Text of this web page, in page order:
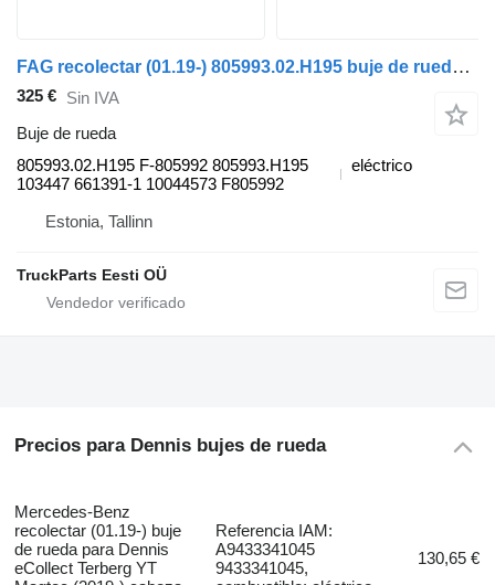
FAG recolectar (01.19-) 805993.02.H195 buje de rueda para Dennis eCollect Terberg YT Magtec (2019-) cabeza tractora
325 € Sin IVA
Buje de rueda
805993.02.H195 F-805992 805993.H195
103447 661391-1 10044573 F805992
eléctrico
Estonia, Tallinn
TruckParts Eesti OÜ
Precios para Dennis bujes de rueda
Mercedes-Benz
recolectar (01.19-) buje
de rueda para Dennis
eCollect Terberg YT
Referencia IAM:
A9433341045
9433341045,
130,65 €